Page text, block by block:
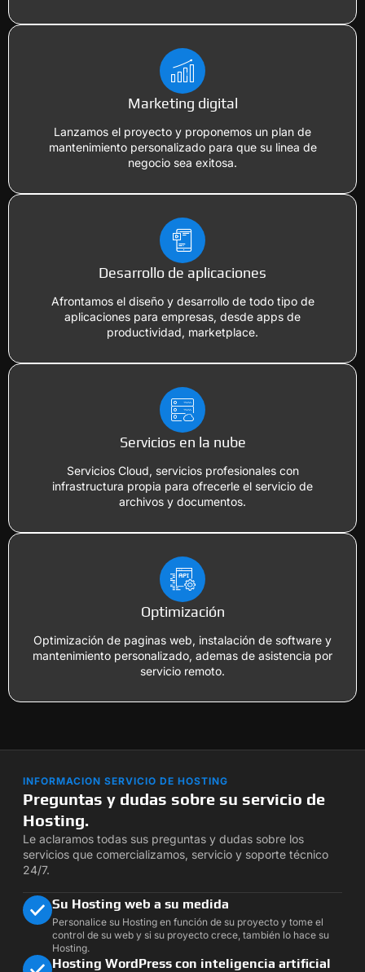
Marketing digital
Lanzamos el proyecto y proponemos un plan de
mantenimiento personalizado para que su linea de
negocio sea exitosa.
Desarrollo de aplicaciones
Afrontamos el diseño y desarrollo de todo tipo de
aplicaciones para empresas, desde apps de
productividad, marketplace.
Servicios en la nube
Servicios Cloud, servicios profesionales con
infrastructura propia para ofrecerle el servicio de
archivos y documentos.
Optimización
Optimización de paginas web, instalación de software y
mantenimiento personalizado, ademas de asistencia por
servicio remoto.
INFORMACION SERVICIO DE HOSTING
Preguntas y dudas sobre su servicio de
Hosting.
Le aclaramos todas sus preguntas y dudas sobre los
servicios que comercializamos, servicio y soporte técnico
24/7.
Su Hosting web a su medida
Personalice su Hosting en función de su proyecto y tome el
control de su web y si su proyecto crece, también lo hace su
Hosting.
Hosting WordPress con inteligencia artificial